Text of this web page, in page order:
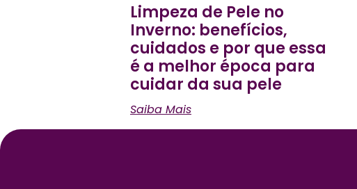
Limpeza de Pele no
Inverno: benefícios,
cuidados e por que essa
é a melhor época para
cuidar da sua pele
Saiba Mais